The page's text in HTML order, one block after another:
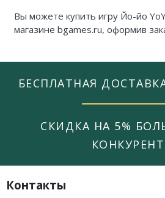
Вы можете купить игру Йо-йо
магазине bgames.ru, оформив
БЕСПЛАТНАЯ
СКИДКА НА 5%
Контакты